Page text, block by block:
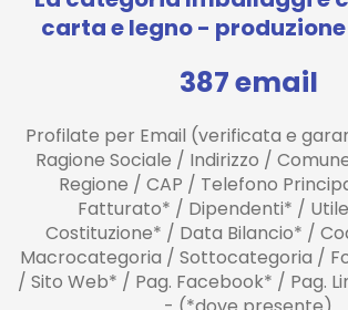
carta e legno -
387 email
Profilate per Email (verificata e
Ragione Sociale / Indirizzo /
Regione / CAP / Telefono
Fatturato* / Dipendenti* /
Costituzione* / Data Bilancio* /
Macrocategoria / Sottocategoria /
/ Sito Web* / Pag. Facebook* / Pag.